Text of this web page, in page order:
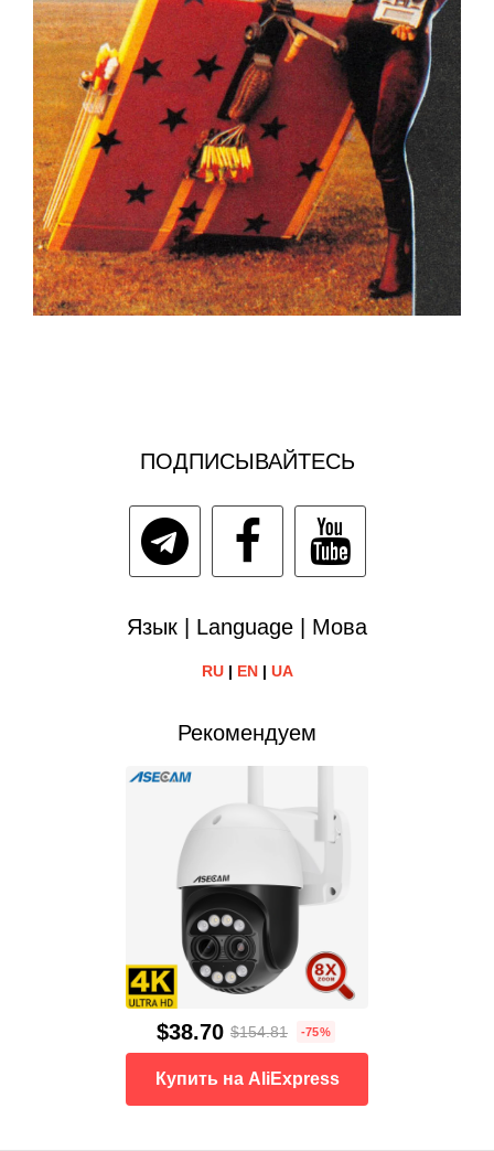
ПОДПИСЫВАЙТЕСЬ
Язык | Language | Мова
RU| EN| UA
Рекомендуем
$38.70 $154.81 -75%
Купить на AliExpress